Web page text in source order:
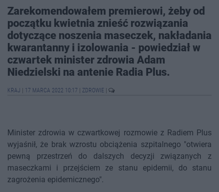
Zarekomendowałem premierowi, żeby od
początku kwietnia znieść rozwiązania
dotyczące noszenia maseczek, nakładania
kwarantanny i izolowania - powiedział w
czwartek minister zdrowia Adam
Niedzielski na antenie Radia Plus.
KRAJ 17 MARCA 2022 10:17 ZDROWIE
Minister zdrowia w czwartkowej rozmowie z Radiem Plus
wyjaśnił, że brak wzrostu obciążenia szpitalnego "otwiera
pewną przestrzeń do dalszych decyzji związanych z
maseczkami i przejściem ze stanu epidemii, do stanu
zagrożenia epidemicznego".